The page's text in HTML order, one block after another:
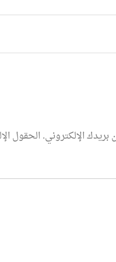
الإلكتروني.الحقول